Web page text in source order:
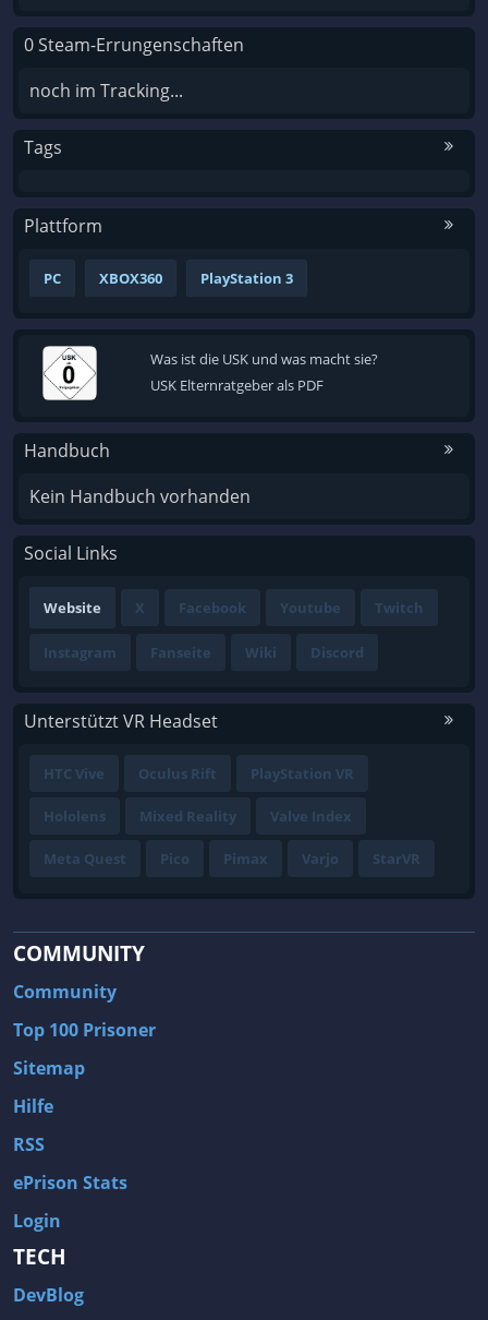
0 Steam-Errungenschaften
noch im Tracking...
Tags
Plattform
PC XBOX360 PlayStation 3
Was ist die USK und was macht sie?
USK Elternratgeber als PDF
Handbuch
Kein Handbuch vorhanden
Social Links
Website X Facebook Youtube Twitch
Instagram Fanseite Wiki Discord
Unterstützt VR Headset
HTC Vive Oculus Rift PlayStation VR
Hololens Mixed Reality Valve Index
Meta Quest Pico Pimax Varjo StarVR
COMMUNITY
Community
Top 100 Prisoner
Sitemap
Hilfe
RSS
ePrison Stats
Login
TECH
DevBlog